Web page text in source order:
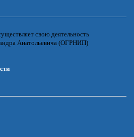
свою деятельность
Анатольевича (ОГРНИП)